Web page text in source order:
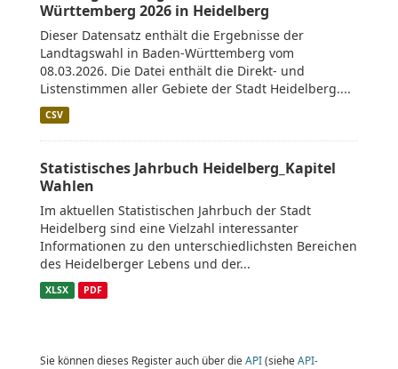
Württemberg 2026 in Heidelberg
Dieser Datensatz enthält die Ergebnisse der
Landtagswahl in Baden-Württemberg vom
08.03.2026. Die Datei enthält die Direkt- und
Listenstimmen aller Gebiete der Stadt Heidelberg....
CSV
Statistisches Jahrbuch Heidelberg_Kapitel
Wahlen
Im aktuellen Statistischen Jahrbuch der Stadt
Heidelberg sind eine Vielzahl interessanter
Informationen zu den unterschiedlichsten Bereichen
des Heidelberger Lebens und der...
XLSX PDF
Sie können dieses Register auch über die API(siehe API-